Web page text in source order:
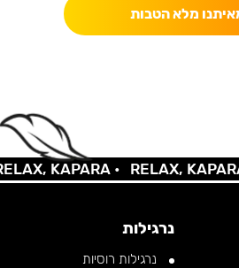
מלא הטבות
KAPARA • RELAX, KAPARA •
נרגילות
נרגילות רוסיות